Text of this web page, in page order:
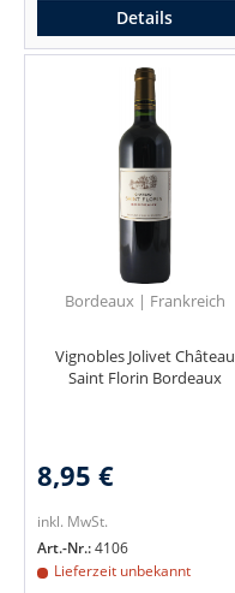
Details
Bordeaux | Frankreich
Vignobles Jolivet Château
Saint Florin Bordeaux
8,95 €
inkl. MwSt.
Art.-Nr.:4106
Lieferzeit unbekannt